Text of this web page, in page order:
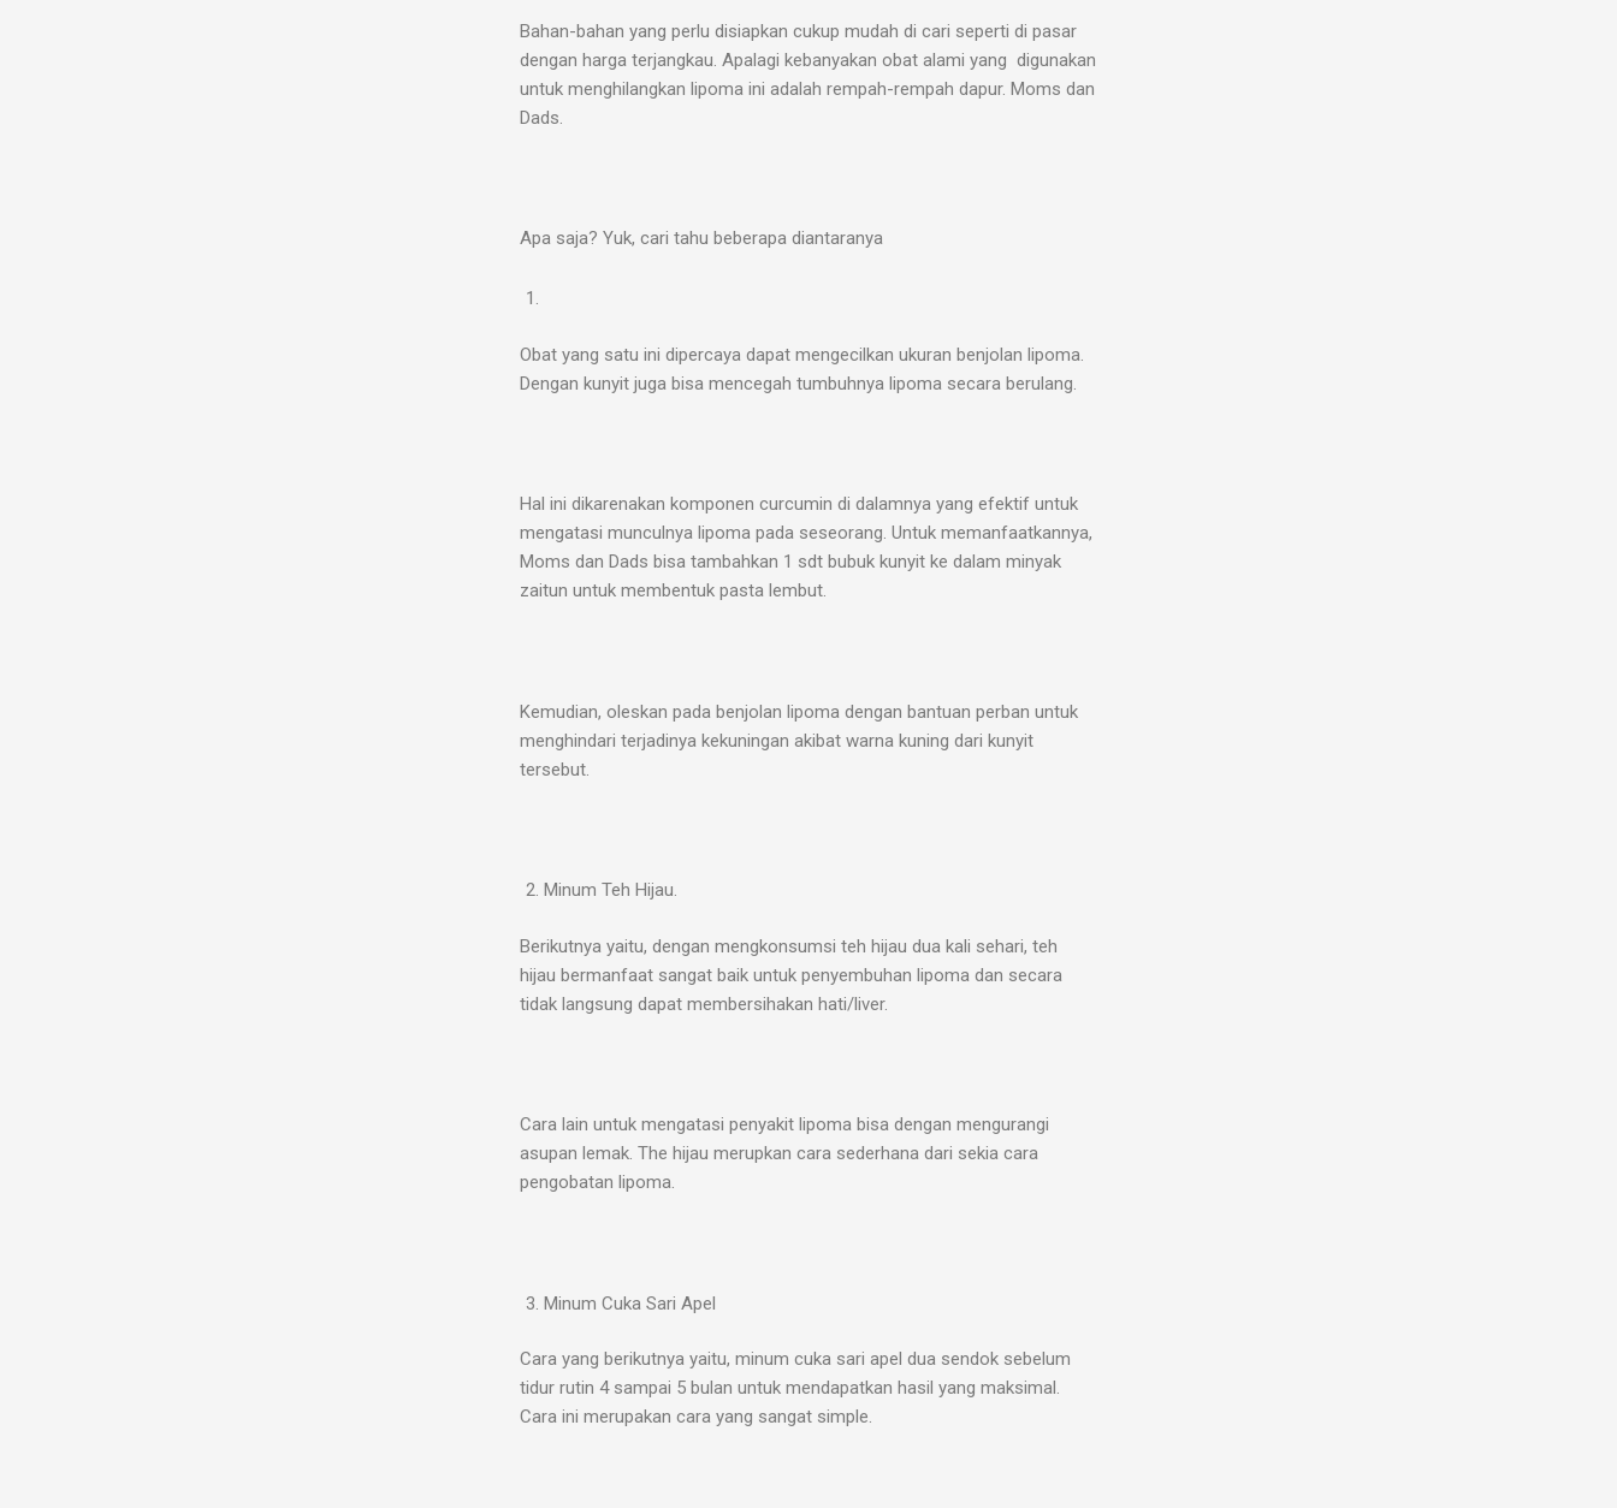
Bahan-bahan yang perlu disiapkan cukup mudah di cari seperti di pasar
dengan harga terjangkau. Apalagi kebanyakan obat alami yang digunakan
untuk menghilangkan lipoma ini adalah rempah-rempah dapur. Moms dan
Dads.
Apa saja? Yuk, cari tahu beberapa diantaranya
Obat yang satu ini dipercaya dapat mengecilkan ukuran benjolan lipoma.
Dengan kunyit juga bisa mencegah tumbuhnya lipoma secara berulang.
Hal ini dikarenakan komponen curcumin di dalamnya yang efektif untuk
mengatasi munculnya lipoma pada seseorang. Untuk memanfaatkannya,
Moms dan Dads bisa tambahkan 1 sdt bubuk kunyit ke dalam minyak
zaitun untuk membentuk pasta lembut.
Kemudian, oleskan pada benjolan lipoma dengan bantuan perban untuk
menghindari terjadinya kekuningan akibat warna kuning dari kunyit
tersebut.
Minum Teh Hijau.
Berikutnya yaitu, dengan mengkonsumsi teh hijau dua kali sehari, teh
hijau bermanfaat sangat baik untuk penyembuhan lipoma dan secara
tidak langsung dapat membersihakan hati/liver.
Cara lain untuk mengatasi penyakit lipoma bisa dengan mengurangi
asupan lemak. The hijau merupkan cara sederhana dari sekia cara
pengobatan lipoma.
Minum Cuka Sari Apel
Cara yang berikutnya yaitu, minum cuka sari apel dua sendok sebelum
tidur rutin 4 sampai 5 bulan untuk mendapatkan hasil yang maksimal.
Cara ini merupakan cara yang sangat simple.